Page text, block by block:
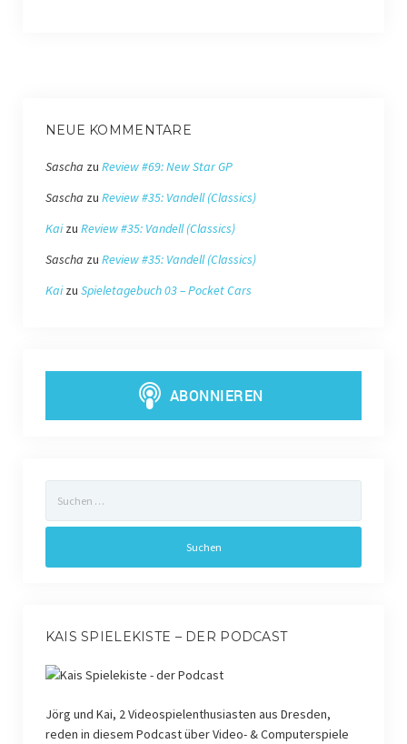
NEUE KOMMENTARE
Sascha zu Review #69: New Star GP
Sascha zu Review #35: Vandell (Classics)
Kaizu Review #35: Vandell (Classics)
Sascha zu Review #35: Vandell (Classics)
Kaizu Spieletagebuch 03 – Pocket Cars
nach:
KAIS SPIELEKISTE – DER PODCAST
Jörg und Kai, 2 Videospielenthusiasten aus Dresden,
reden in diesem Podcast über Video- & Computerspiele